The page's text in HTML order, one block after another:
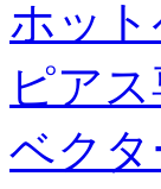
ホッ
ピア
ベクタ